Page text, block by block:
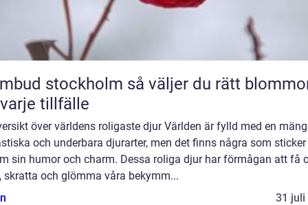
stockholm så väljer du rätt blommor
tillfälle
över världens roligaste djur Världen är fylld med en
och underbara djurarter, men det finns några som
sin humor och charm. Dessa roliga djur har förmågan att få
skratta och glömma våra bekymm...
31 juli